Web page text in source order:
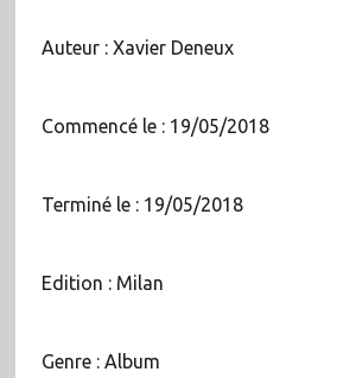
Auteur : Xavier Deneux
Commencé le : 19/05/2018
Terminé le : 19/05/2018
Edition : Milan
Genre : Album